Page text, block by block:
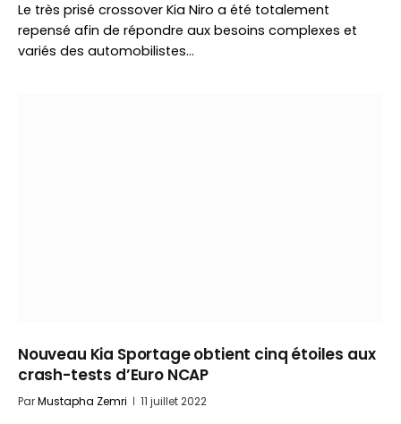
Le très prisé crossover Kia Niro a été totalement
repensé afin de répondre aux besoins complexes et
variés des automobilistes…
Nouveau Kia Sportage obtient cinq étoiles aux
crash-tests d’Euro NCAP
ParMustapha Zemri 11 juillet 2022